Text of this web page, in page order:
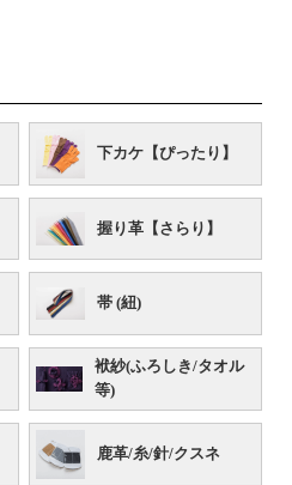
下カケ【ぴったり】
握り革【さらり】
帯 (紐)
袱紗(ふろしき/タオル
等)
鹿革/糸/針/クスネ